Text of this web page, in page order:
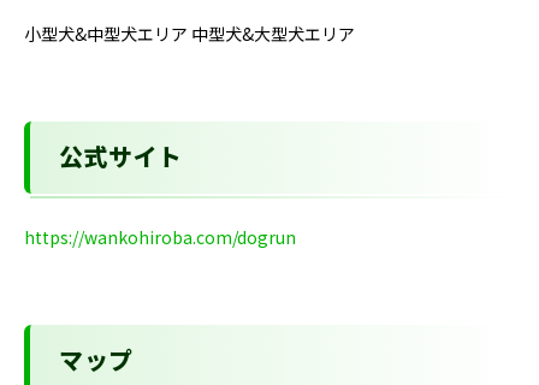
小型犬&中型犬エリア 中型犬&大型犬エリア
公式サイト
https://wankohiroba.com/dogrun
マップ